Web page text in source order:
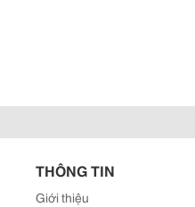
THÔNG TIN
Giới thiệu